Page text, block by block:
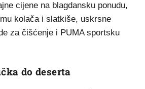
cijene na blagdansku ponudu,
kolača i slatkiše, uskrsne
za čišćenje i PUMA sportsku
do deserta